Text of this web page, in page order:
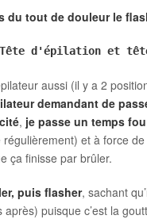
du tout de douleur le
Tête d'épilation et
aussi (il y a 2
demandant de
, je passe un temps fou
et à force
ça finisse par brûler.
puis flasher, sachant qu’
après) puisque c’est la